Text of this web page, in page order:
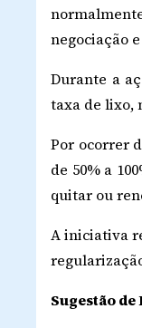
negociação
Durante a
taxa de lixo,
Por ocorrer
de 50% a
quitar ou
A iniciativa
Sugestão